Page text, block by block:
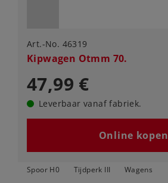
Art.-No. 46319
Kipwagen Otmm 70.
47,99 €
Leverbaar vanaf fabriek.
Online kopen
Spoor H0 Tijdperk III Wagens